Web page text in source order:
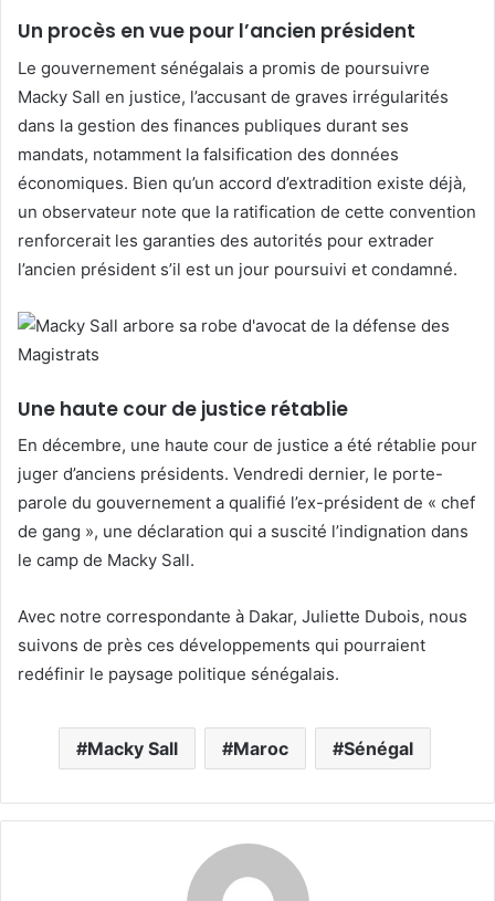
Un procès en vue pour l’ancien président
Le gouvernement sénégalais a promis de poursuivre
Macky Sall en justice, l’accusant de graves irrégularités
dans la gestion des finances publiques durant ses
mandats, notamment la falsification des données
économiques. Bien qu’un accord d’extradition existe déjà,
un observateur note que la ratification de cette convention
renforcerait les garanties des autorités pour extrader
l’ancien président s’il est un jour poursuivi et condamné.
Une haute cour de justice rétablie
En décembre, une haute cour de justice a été rétablie pour
juger d’anciens présidents. Vendredi dernier, le porte-
parole du gouvernement a qualifié l’ex-président de « chef
de gang », une déclaration qui a suscité l’indignation dans
le camp de Macky Sall.
Avec notre correspondante à Dakar, Juliette Dubois, nous
suivons de près ces développements qui pourraient
redéfinir le paysage politique sénégalais.
Macky Sall Maroc Sénégal